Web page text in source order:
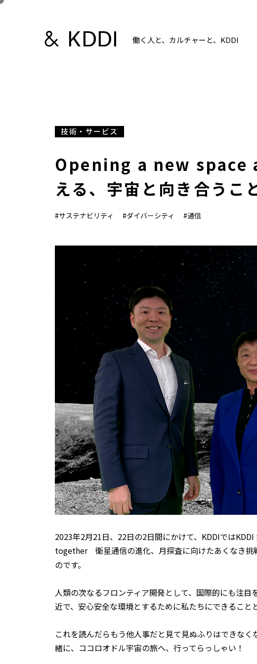
働く人と、カルチャーと、KDDI
技術・サービス
Opening a new space
える、宇宙と向き合うこ
#サステナビリティ #ダイバーシティ #通信
2023年2月21日、22日の2日間にかけて、KDDIでは
together 衛星通信の進化、月探査に向けたあくなき挑
のです。
人類の次なるフロンティア開発として、国際的にも注
近で、安心安全な環境とするために私たちにできること
これを読んだらもう他人事だと見て見ぬふりはできな
緒に、ココロオドル宇宙の旅へ、行ってらっしゃい！